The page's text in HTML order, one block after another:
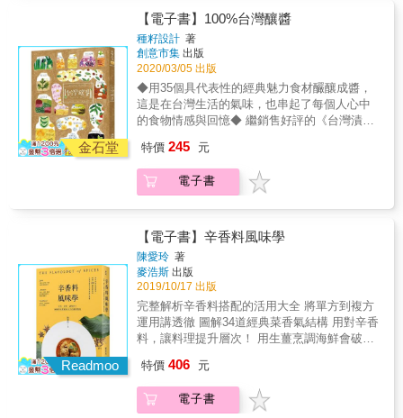
情放鬆。 ☉小番茄的鹹味抹醬：藉由蜂蜜與鹽
的提味，撒上羅勒葉，抹在烤得酥脆的法國麵
包上。 ☉檸檬的鹹味抹醬：當成生魚片、義式
薄切生肉片 (Carpaccio) 的佐料，或是當成醬料
使用。 ☉洋葱的鹹口味抹醬：搭配烤吐司，淋
在沙拉上調味，則是一種很時髦的吃法。 【研
究室‧特別收錄1】減糖配方果醬 ☉減糖草莓果
果的新鮮滋味。 ☉減糖蘋果果醬：微微的酸味
與口感讓人印象深刻，搭配吐司或甜點都很適
合。 ☉減糖檸檬果醬：鮮美的味道中帶著水果
天然的苦味。 【研究室‧特別收錄2】微波爐省
鐘，使用微波5分鐘，將浮沬撈取拌勻，再加熱
3分鐘，正好可以趕上早餐時間。 ☉微波蘋果
果醬：將材料靜置約30 分鐘，再使用微波2-5分
鐘，將浮沫移至碗邊，再使用勺子撈取；再次
拌勻並加熱2 分鐘，直到水分完全蒸發前，請
持續重複此步驟，總計加熱約8 分鐘。 【研究
室‧特別收錄3】果醬的甜點飲品 ☉草莓果醬的
甜點杯：將蜂蜜蛋糕、鮮奶油、果醤疊放於杯
內，視覺效果會更美觀。 ☉大粒果實的蘋果
完成的一道蘋果派甜點。 ☉柑橘果醬蛋捲：利
用鬆餅粉來製蛋糕捲，搭配柑橘醬奶油乳酪的
吃風味抹醬─只要準備好各式不同口味的抹醬，
日常的麵包會有更多不同的吃法 ☉巧克力抹醬
──僅利用巧克力、牛奶與奶油製作而成的抹
醬，口感十分厚實的抹醬。 ☉核桃奶油抹醬─
滿滿濃郁的核桃香氣，奢侈的味道容易使人上
癮。 ☉紅豆牛奶抹醬─傳統的紅豆餡外觀，深
邃且新潮的味道讓人驚奇連連。 ☉黑芝麻豆乳
抹醬─芝麻的油脂與香氣擴散開來,馥郁的口味
讓人印象深刻。 ◆蔬菜鹹味抹醬─使用蔬菜製
抹醬：吃得到紅蘿蔔本身的甜味，加入蜂蜜後
有小時候熟稀的味道。 ☉南瓜抹醬：蔬菜抹醬
中最有人氣的一款。容易入口的口感，讓小朋
沉醉的美麗紫色抹醬，鬆軟的口感使人吃了心
情放鬆。 ☉小番茄的鹹味抹醬：藉由蜂蜜與鹽
的提味，撒上羅勒葉，抹在烤得酥脆的法國麵
包上。 ☉檸檬的鹹味抹醬：當成生魚片、義式
薄切生肉片 (Carpaccio) 的佐料，或是當成醬料
使用。 ☉洋葱的鹹口味抹醬：搭配烤吐司，淋
在沙拉上調味，則是一種很時髦的吃法。 【研
醬：更凸顯草莓的酸味與香氣，吃起來充滿水
果的新鮮滋味。 ☉減糖蘋果果醬：微微的酸味
與口感讓人印象深刻，搭配吐司或甜點都很適
貫通，快速理解龐雜的香料知識， 梳理出清晰
的辨識脈絡。 & ✦掌握香料的七種關鍵風味調
性 酸、苦、甘、澀、辛、鹹、涼、麻！ 每種香
料都有標示風味重點， 想要怎麼配？依圖即可
快速索驥味覺特色。 & ✦99道中西風味料理，
打開對香料的想像 以現代的眼光來看待中式香
料，早已不是單純的純中式香料， 這當中有一
疊， 有些更與南洋香料有著密不可分的關係。
整顆加或磨粉使用？炒香或浸泡入味？ 書中收
錄中式、南洋、西式各種菜譜， 一次學會香料
應用， 關於香料的起源、歷史上的地理遷徙、
有趣的食材典故&hellip;等， 作者將以說香人的
角度，娓娓道來那些我們還不知道的香料故
事。 &
椒，是真的紅胡椒嗎？ 原來，香果打破後裡面
就是肉豆蔻？ 厲害的薑母鴨湯底，絕對有三奈
的功勞！ 古早味的黃色粉粿，是用梔子染出來
的&hellip; & 香料與藥材，常常是一體兩面，
放在藥櫃子裡的是中藥，拿到廚房就變香料
了！ & 作者從熟悉的藥鋪角度出發，為眾多的
中式香料梳理系統， 以香料食材的觀點，告訴
我們不同香料植物的特性， 辨別相似的種類？
怎麼挑選上品？看色聞味的方法， 無論增香、
料從過去到現在，一直都在我們的生活中扮演
著重要的角色。 & 【本書特色】 & ✦首創更好
理解的中式香料系統 收錄96種中式常用香料，
貫通，快速理解龐雜的香料知識， 梳理出清晰
的辨識脈絡。 & ✦掌握香料的七種關鍵風味調
性 酸、苦、甘、澀、辛、鹹、涼、麻！ 每種香
料都有標示風味重點， 想要怎麼配？依圖即可
快速索驥味覺特色。 & ✦99道中西風味料理，
打開對香料的想像 以現代的眼光來看待中式香
料，早已不是單純的純中式香料， 這當中有一
疊， 有些更與南洋香料有著密不可分的關係。
整顆加或磨粉使用？炒香或浸泡入味？ 書中收
錄中式、南洋、西式各種菜譜， 一次學會香料
金石堂
【電子書】100%台灣釀醬
種籽設計 著
創意市集 出版
2020/03/05 出版
◆用35個具代表性的經典魅力食材釅釀成醬，
這是在台灣生活的氣味，也串起了每個人心中
的食物情感與回憶◆ 繼銷售好評的《台灣漬》
魚、烏醋、豆豉、豆瓣、酒釀、辣椒紅油、醬
油、烏魚子、老菜脯、蝦米、綠豆、花生、鹹
豬肉、香菇、豆漿、藥膳、桂圓、鳳梨、魚
酥、黑糖、芋仔蕃薯、米酒、老薑釅釀成醬，
用醬來觸類旁通，以這料理之魂，帶出更多料
理滋味。 醬，雖不是主食，但是透過醬料，就
像靈魂找到了軀體，台灣的各色菜餚滋味得以
輕易展現。尤其在食安問題充斥的年代，吃自
己做的醬，最實在！用它入菜烹煮出多式創意
料理，更能畫龍點睛，吃出食材新鮮美妙滋
味，更在美味中品嚐到滿滿幸福感！
特價 245 元
電子書
Readmoo
【電子書】辛香料風味學
陳愛玲 著
麥浩斯 出版
2019/10/17 出版
完整解析辛香料搭配的活用大全 將單方到複方
運用講透徹 圖解34道經典菜香氣結構 用對辛香
料，讓料理提升層次！ 用生薑烹調海鮮會破壞
茶葉蛋裡的蛋黃太乾燥？可以透過辛香料保存
水分帶來濕潤口感。 擔心食物裡的添加物太
多？辛香料是健康的自然調味料。 掌握每種香
特價 406 元
電子書